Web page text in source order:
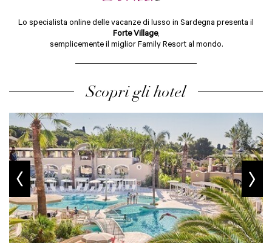
Lo specialista online delle vacanze di lusso in Sardegna presenta il
Forte Village,
semplicemente il miglior Family Resort al mondo.
Scopri gli hotel